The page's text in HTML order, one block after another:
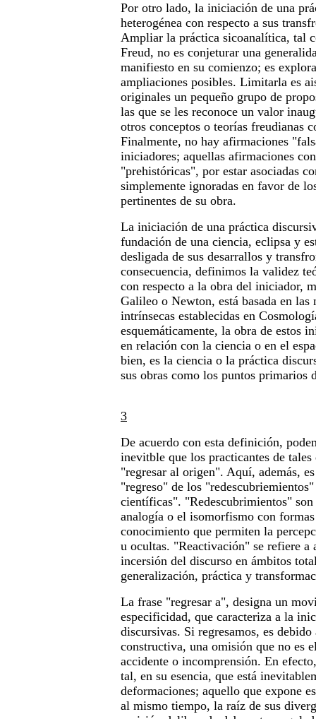
Por otro lado, la iniciación de una
heterogénea con respecto a sus
Ampliar la práctica sicoanalítica, tal
Freud, no es conjeturar una
manifiesto en su comienzo; es
ampliaciones posibles. Limitarla es
originales un pequeño grupo de
las que se les reconoce un valor
otros conceptos o teorías freudianas
Finalmente, no hay afirmaciones
iniciadores; aquellas afirmaciones
"prehistóricas", por estar asociadas
simplemente ignoradas en favor de
pertinentes de su obra.
La iniciación de una práctica
fundación de una ciencia, eclipsa y
desligada de sus desarrallos y
consecuencia, definimos la validez
con respecto a la obra del iniciador,
Galileo o Newton, está basada en las
intrínsecas establecidas en
esquemáticamente, la obra de estos
en relación con la ciencia o en el
bien, es la ciencia o la práctica
sus obras como los puntos primarios
3
De acuerdo con esta definición,
inevitble que los practicantes de tales
"regresar al origen". Aquí, además,
"regreso" de los
científicas". "Redescubrimientos"
analogía o el isomorfismo con
conocimiento que permiten la
u ocultas. "Reactivación" se refiere a
incersión del discurso en ámbitos
generalización, práctica y
La frase "regresar a", designa un
especificidad, que caracteriza a la
discursivas. Si regresamos, es
constructiva, una omisión que no es
accidente o incomprensión. En
tal, en su esencia, que está
deformaciones; aquello que expone
al mismo tiempo, la raíz de sus